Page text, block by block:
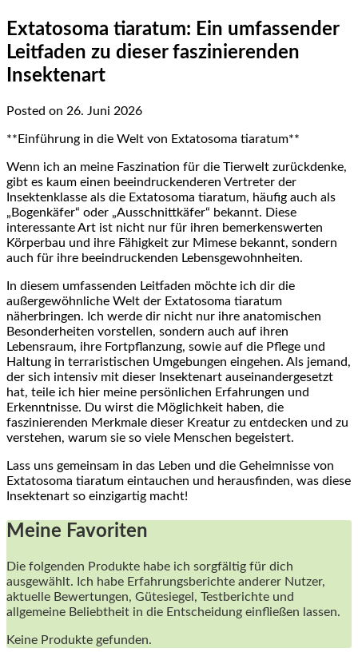
Extatosoma tiaratum: Ein umfassender
Leitfaden zu dieser faszinierenden
Insektenart
Posted on 26. Juni 2026
**Einführung in die Welt von Extatosoma tiaratum**
Wenn ich an ⁢meine Faszination für ⁢die Tierwelt zurückdenke,
gibt⁣ es kaum einen⁣ beeindruckenderen Vertreter der
Insektenklasse‌ als die Extatosoma tiaratum, häufig auch als
„Bogenkäfer“⁣ oder „Ausschnittkäfer“ bekannt. Diese‍
interessante Art‍ ist nicht nur für ihren bemerkenswerten
Körperbau und ihre Fähigkeit⁢ zur Mimese bekannt, ⁢sondern
auch für ihre beeindruckenden Lebensgewohnheiten.
In diesem umfassenden Leitfaden⁣ möchte ich ⁢dir die
außergewöhnliche Welt der ‍Extatosoma tiaratum
näherbringen. Ich werde dir⁢ nicht‍ nur ‌ihre‌ anatomischen
Besonderheiten vorstellen, sondern auch auf ihren
‌Lebensraum, ihre​ Fortpflanzung,⁢ sowie auf⁣ die Pflege und
Haltung in terraristischen Umgebungen eingehen. Als jemand,
der sich intensiv mit dieser ⁣Insektenart⁤ auseinandergesetzt‌
hat, teile ich hier meine persönlichen Erfahrungen ⁤und
Erkenntnisse. ⁢Du wirst die Möglichkeit haben, die ​
faszinierenden Merkmale dieser Kreatur zu entdecken und zu
verstehen, ‍warum‍ sie so viele Menschen begeistert.
Lass uns gemeinsam in das Leben und⁣ die Geheimnisse‌ von
‌Extatosoma tiaratum eintauchen und herausfinden, was diese
Insektenart so einzigartig macht!
Meine ​Favoriten
Die folgenden Produkte ⁣habe ich sorgfältig für dich
ausgewählt. Ich habe Erfahrungsberichte⁣ anderer Nutzer,
aktuelle​ Bewertungen, Gütesiegel, Testberichte und
allgemeine Beliebtheit in die Entscheidung einfließen lassen.
Keine Produkte gefunden.